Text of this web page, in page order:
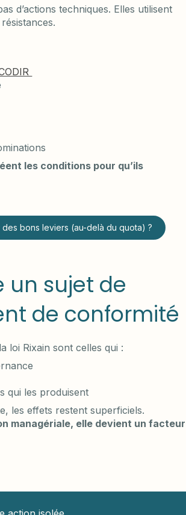
d’actions techniques. Elles utilisent
les conditions pour qu’ils
bons leviers (au-delà du quota) ?
un sujet de
de conformité
loi Rixain sont celles qui :
qui les produisent
les effets restent superficiels.
managériale, elle devient un facteur